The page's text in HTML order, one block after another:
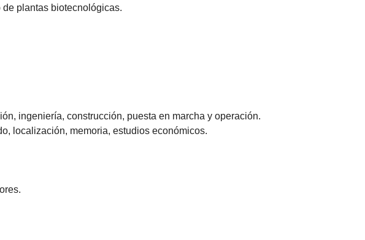
plantas biotecnológicas.
ingeniería, construcción, puesta en marcha y operación.
localización, memoria, estudios económicos.